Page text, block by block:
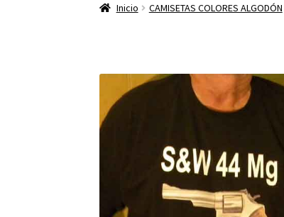
Inicio CAMISETAS COLORES ALGODÓN